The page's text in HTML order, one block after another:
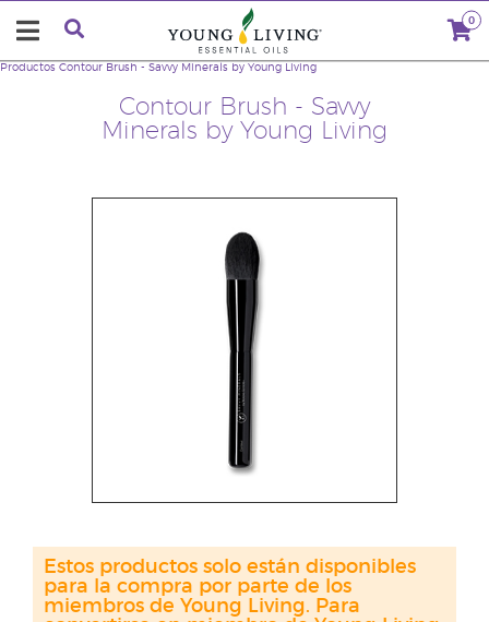
0
Contour Brush - Savvy
Minerals by Young Living
Productos Contour Brush - Savvy Minerals by Young Living
Estos productos solo están disponibles
para la compra por parte de los
miembros de Young Living. Para